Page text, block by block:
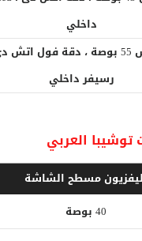
داخلي
رسيفر داخلي
العربي
مسطح الشاشة
40 بوصة